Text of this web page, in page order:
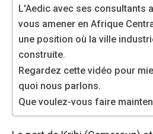
L'Aedic avec ses consultants
vous amener en Afrique
une position où la ville
construite.
Regardez cette vidéo pour
quoi nous parlons.
Que voulez-vous faire
Afin
fonctionnalité
et la structure
du site web,
en fonction
de la manière
dont le site
est utilisé.